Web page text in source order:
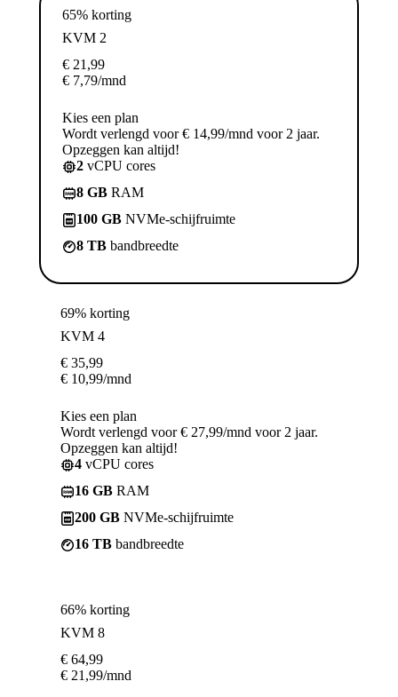
65% korting
KVM 2
€ 21,99
€ 7,79/mnd
Kies een plan
Wordt verlengd voor € 14,99/mnd voor 2 jaar.
Opzeggen kan altijd!
2 vCPU cores
8 GB RAM
100 GB NVMe-schijfruimte
8 TB bandbreedte
69% korting
KVM 4
€ 35,99
€ 10,99/mnd
Kies een plan
Wordt verlengd voor € 27,99/mnd voor 2 jaar.
Opzeggen kan altijd!
4 vCPU cores
16 GB RAM
200 GB NVMe-schijfruimte
16 TB bandbreedte
66% korting
KVM 8
€ 64,99
€ 21,99/mnd